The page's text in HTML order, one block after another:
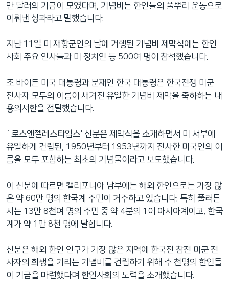
만 달러의 기금이 모였다며, 기념비는 한인들의 풀뿌리 운동으로
이뤄낸 성과라고 말했습니다.
지난 11일 미 재향군인의 날에 거행된 기념비 제막식에는 한인
사회 주요 인사들과 미 정치인 등 500여 명이 참석했습니다.
조 바이든 미국 대통령과 문재인 한국 대통령은 한국전쟁 미군
전사자 모두의 이름이 새겨진 유일한 기념비 제막을 축하하는 내
용의서한을 전달했습니다.
`로스앤젤레스타임스' 신문은 제막식을 소개하면서 미 서부에
유일하게 건립된, 1950년부터 1953년까지 전사한 미국인의 이
름을 모두 포함하는 최초의 기념물이라고 보도했습니다.
이 신문에 따르면 캘리포니아 남부에는 해외 한인으로는 가장 많
은 약 60만 명의 한국계 주민이 거주하고 있습니다. 특히 풀러튼
시는 13만 8천여 명의 주민 중 약 4분의 1이 아시아계이고, 한국
계가 약 1만 8천 명에 달합니다.
신문은 해외 한인 인구가 가장 많은 지역에 한국전 참전 미군 전
사자의 희생을 기리는 기념비를 건립하기 위해 수 천명의 한인들
이 기금을 마련했다며 한인사회의 노력을 소개했습니다.